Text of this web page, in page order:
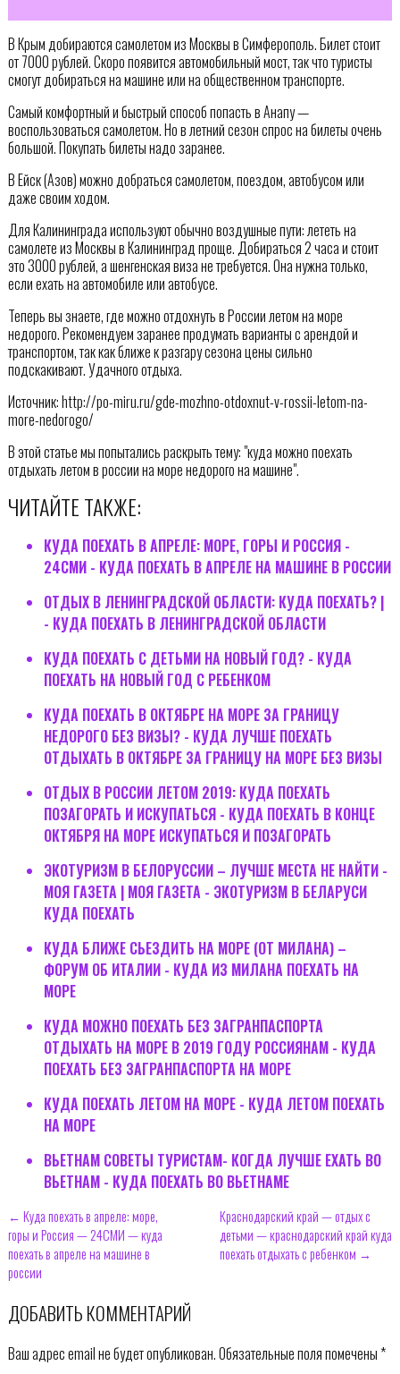
В Крым добираются самолетом из Москвы в Симферополь. Билет стоит
от 7000 рублей. Скоро появится автомобильный мост, так что туристы
смогут добираться на машине или на общественном транспорте.
Самый комфортный и быстрый способ попасть в Анапу —
воспользоваться самолетом. Но в летний сезон спрос на билеты очень
большой. Покупать билеты надо заранее.
В Ейск (Азов) можно добраться самолетом, поездом, автобусом или
даже своим ходом.
Для Калининграда используют обычно воздушные пути: лететь на
самолете из Москвы в Калининград проще. Добираться 2 часа и стоит
это 3000 рублей, а шенгенская виза не требуется. Она нужна только,
если ехать на автомобиле или автобусе.
Теперь вы знаете, где можно отдохнуть в России летом на море
недорого. Рекомендуем заранее продумать варианты с арендой и
транспортом, так как ближе к разгару сезона цены сильно
подскакивают. Удачного отдыха.
Источник: http://po-miru.ru/gde-mozhno-otdoxnut-v-rossii-letom-na-
more-nedorogo/
В этой статье мы попытались раскрыть тему: "куда можно поехать
отдыхать летом в россии на море недорого на машине".
ЧИТАЙТЕ ТАКЖЕ:
КУДА ПОЕХАТЬ В АПРЕЛЕ: МОРЕ, ГОРЫ И РОССИЯ -
24СМИ - КУДА ПОЕХАТЬ В АПРЕЛЕ НА МАШИНЕ В РОССИИ
ОТДЫХ В ЛЕНИНГРАДСКОЙ ОБЛАСТИ: КУДА ПОЕХАТЬ? |
- КУДА ПОЕХАТЬ В ЛЕНИНГРАДСКОЙ ОБЛАСТИ
КУДА ПОЕХАТЬ С ДЕТЬМИ НА НОВЫЙ ГОД? - КУДА
ПОЕХАТЬ НА НОВЫЙ ГОД С РЕБЕНКОМ
КУДА ПОЕХАТЬ В ОКТЯБРЕ НА МОРЕ ЗА ГРАНИЦУ
НЕДОРОГО БЕЗ ВИЗЫ? - КУДА ЛУЧШЕ ПОЕХАТЬ
ОТДЫХАТЬ В ОКТЯБРЕ ЗА ГРАНИЦУ НА МОРЕ БЕЗ ВИЗЫ
ОТДЫХ В РОССИИ ЛЕТОМ 2019: КУДА ПОЕХАТЬ
ПОЗАГОРАТЬ И ИСКУПАТЬСЯ - КУДА ПОЕХАТЬ В КОНЦЕ
ОКТЯБРЯ НА МОРЕ ИСКУПАТЬСЯ И ПОЗАГОРАТЬ
ЭКОТУРИЗМ В БЕЛОРУССИИ – ЛУЧШЕ МЕСТА НЕ НАЙТИ -
МОЯ ГАЗЕТА | МОЯ ГАЗЕТА - ЭКОТУРИЗМ В БЕЛАРУСИ
КУДА ПОЕХАТЬ
КУДА БЛИЖЕ СЬЕЗДИТЬ НА МОРЕ (ОТ МИЛАНА) –
ФОРУМ ОБ ИТАЛИИ - КУДА ИЗ МИЛАНА ПОЕХАТЬ НА
МОРЕ
КУДА МОЖНО ПОЕХАТЬ БЕЗ ЗАГРАНПАСПОРТА
ОТДЫХАТЬ НА МОРЕ В 2019 ГОДУ РОССИЯНАМ - КУДА
ПОЕХАТЬ БЕЗ ЗАГРАНПАСПОРТА НА МОРЕ
КУДА ПОЕХАТЬ ЛЕТОМ НА МОРЕ - КУДА ЛЕТОМ ПОЕХАТЬ
НА МОРЕ
ВЬЕТНАМ СОВЕТЫ ТУРИСТАМ- КОГДА ЛУЧШЕ ЕХАТЬ ВО
ВЬЕТНАМ - КУДА ПОЕХАТЬ ВО ВЬЕТНАМЕ
← Куда поехать в апреле: море,
горы и Россия — 24СМИ — куда
поехать в апреле на машине в
россии
Краснодарский край — отдых с
детьми — краснодарский край куда
поехать отдыхать с ребенком →
ДОБАВИТЬ КОММЕНТАРИЙ
Ваш адрес email не будет опубликован.Обязательные поля помечены*